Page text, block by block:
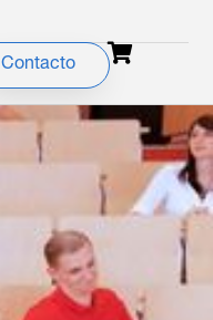
Contacto